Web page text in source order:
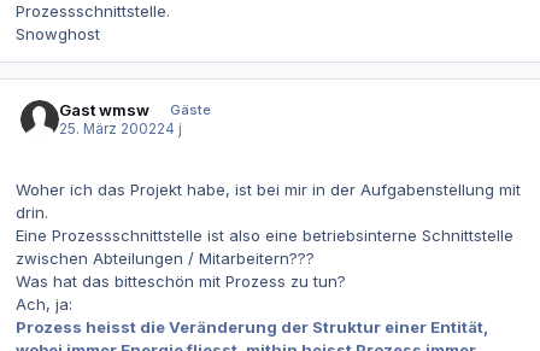
Prozessschnittstelle.
Snowghost
Gast wmsw
Gäste
25. März 200224 j
Woher ich das Projekt habe, ist bei mir in der Aufgabenstellung mit
drin.
Eine Prozessschnittstelle ist also eine betriebsinterne Schnittstelle
zwischen Abteilungen / Mitarbeitern???
Was hat das bitteschön mit Prozess zu tun?
Ach, ja:
Prozess heisst die Veränderung der Struktur einer Entität,